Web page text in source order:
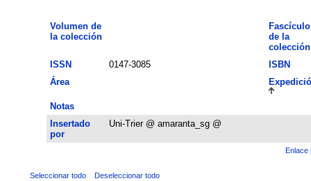
Volumen de
la colección
Fascículo
de la
colección
ISSN
0147-3085
ISBN
Área
Notas
Insertado
por
Uni-Trier @ amaranta_sg @
Enlace
Seleccionar todo Deseleccionar todo